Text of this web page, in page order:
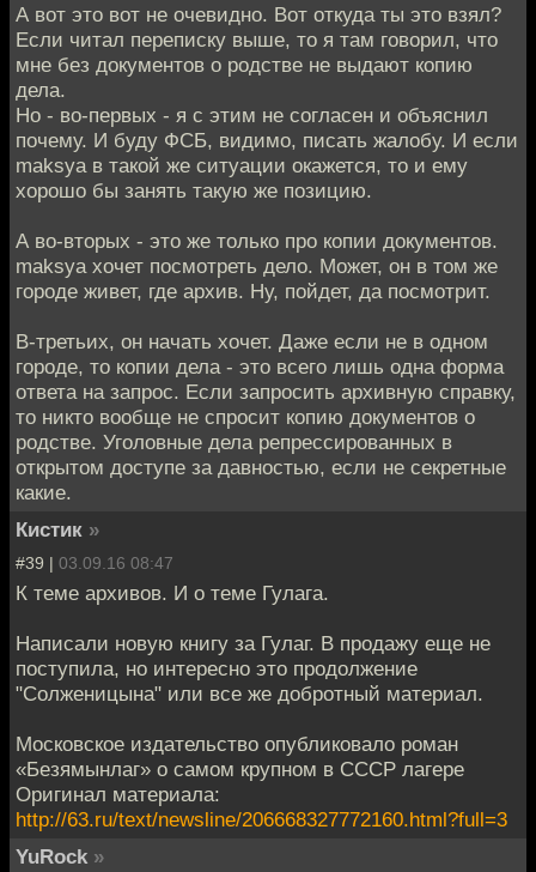
А вот это вот не очевидно. Вот откуда ты это взял?
Если читал переписку выше, то я там говорил, что
мне без документов о родстве не выдают копию
дела.
Но - во-первых - я с этим не согласен и объяснил
почему. И буду ФСБ, видимо, писать жалобу. И если
maksya в такой же ситуации окажется, то и ему
хорошо бы занять такую же позицию.
А во-вторых - это же только про копии документов.
maksya хочет посмотреть дело. Может, он в том же
городе живет, где архив. Ну, пойдет, да посмотрит.
В-третьих, он начать хочет. Даже если не в одном
городе, то копии дела - это всего лишь одна форма
ответа на запрос. Если запросить архивную справку,
то никто вообще не спросит копию документов о
родстве. Уголовные дела репрессированных в
открытом доступе за давностью, если не секретные
какие.
Кистик »
#39 | 03.09.16 08:47
К теме архивов. И о теме Гулага.
Написали новую книгу за Гулаг. В продажу еще не
поступила, но интересно это продолжение
"Солженицына" или все же добротный материал.
Московское издательство опубликовало роман
«Безямынлаг» о самом крупном в СССР лагере
Оригинал материала:
http://63.ru/text/newsline/206668327772160.html?full=3
YuRock »